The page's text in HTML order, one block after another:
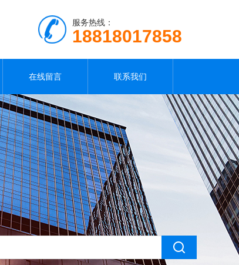
服务热线：
18818017858
在线留言 联系我们